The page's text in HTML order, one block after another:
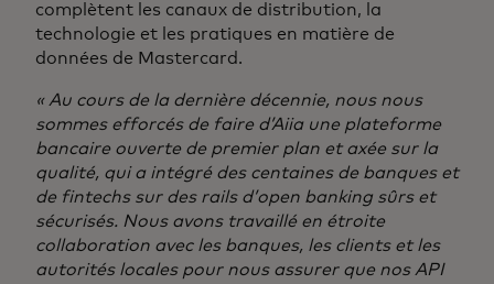
complètent les canaux de distribution, la
technologie et les pratiques en matière de
données de Mastercard.
« Au cours de la dernière décennie, nous nous
sommes efforcés de faire d’Aiia une plateforme
bancaire ouverte de premier plan et axée sur la
qualité, qui a intégré des centaines de banques et
de fintechs sur des rails d’open banking sûrs et
sécurisés. Nous avons travaillé en étroite
collaboration avec les banques, les clients et les
autorités locales pour nous assurer que nos API